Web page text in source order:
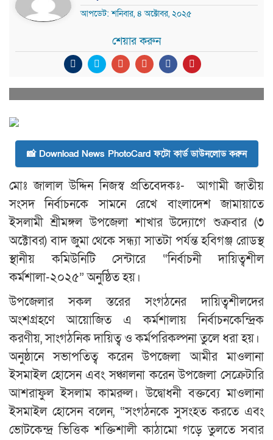
আপডেট: শনিবার, ৪ অক্টোবর, ২০২৫
শেয়ার করুন
📸 Download News PhotoCard ফটো কার্ড ডাউনলোড করুন
মোঃ জালাল উদ্দিন নিজস্ব প্রতিবেদকঃ- আগামী জাতীয়
সংসদ নির্বাচনকে সামনে রেখে বাংলাদেশ জামায়াতে
ইসলামী শ্রীমঙ্গল উপজেলা শাখার উদ্যোগে শুক্রবার (৩
অক্টোবর) বাদ জুমা থেকে সন্ধ্যা সাতটা পর্যন্ত হবিগঞ্জ রোডস্থ
স্থানীয় কমিউনিটি সেন্টারে “নির্বাচনী দায়িত্বশীল
কর্মশালা-২০২৫” অনুষ্ঠিত হয়।
উপজেলার সকল স্তরের সংগঠনের দায়িত্বশীলদের
অংশগ্রহণে আয়োজিত এ কর্মশালায় নির্বাচনকেন্দ্রিক
করণীয়, সাংগঠনিক দায়িত্ব ও কর্মপরিকল্পনা তুলে ধরা হয়।
অনুষ্ঠানে সভাপতিত্ব করেন উপজেলা আমীর মাওলানা
ইসমাইল হোসেন এবং সঞ্চালনা করেন উপজেলা সেক্রেটারি
আশরাফুল ইসলাম কামরুল। উদ্বোধনী বক্তব্যে মাওলানা
ইসমাইল হোসেন বলেন, “সংগঠনকে সুসংহত করতে এবং
ভোটকেন্দ্র ভিত্তিক শক্তিশালী কাঠামো গড়ে তুলতে সবার